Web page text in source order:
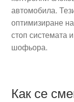
автомобила.
оптимизиране
стоп системата
шофьора.
Как се